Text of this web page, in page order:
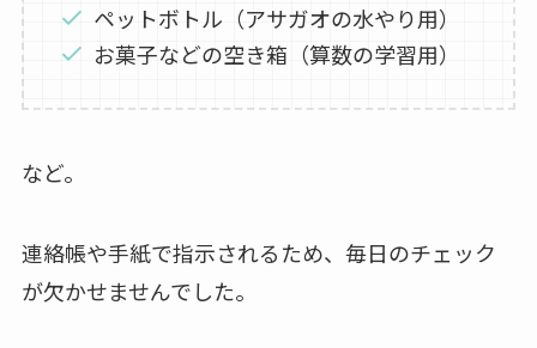
ペットボトル（アサガオの水やり用）
お菓子などの空き箱（算数の学習用）
など。
連絡帳や手紙で指示されるため、毎日のチェック
が欠かせませんでした。